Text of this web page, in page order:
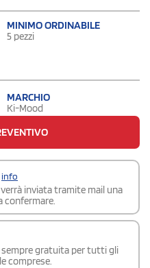
MINIMO ORDINABILE
5 pezzi
MARCHIO
Ki-Mood
info
inviata tramite mail una
confermare.
sempre gratuita per tutti gli
comprese.